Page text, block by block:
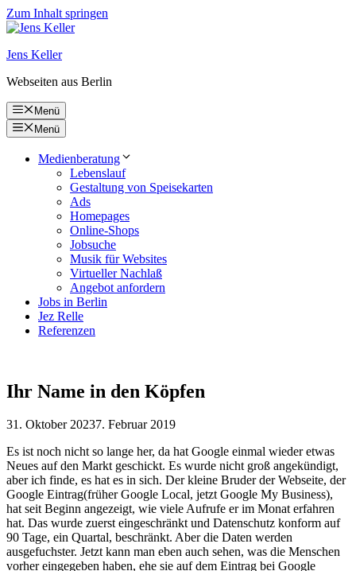
Zum Inhalt springen
Jens Keller
Webseiten aus Berlin
Menü
Menü
Medienberatung
Lebenslauf
Gestaltung von Speisekarten
Ads
Homepages
Online-Shops
Jobsuche
Musik für Websites
Virtueller Nachlaß
Angebot anfordern
Jobs in Berlin
Jez Relle
Referenzen
Ihr Name in den Köpfen
31. Oktober 20237. Februar 2019
Es ist noch nicht so lange her, da hat Google einmal wieder etwas
Neues auf den Markt geschickt. Es wurde nicht groß angekündigt,
aber ich finde, es hat es in sich. Der kleine Bruder der Webseite, der
Google Eintrag(früher Google Local, jetzt Google My Business),
hat seit Beginn angezeigt, wie viele Aufrufe er im Monat erfahren
hat. Das wurde zuerst eingeschränkt und Datenschutz konform auf
90 Tage, ein Quartal, beschränkt. Aber die Daten werden
ausgefuchster. Jetzt kann man eben auch sehen, was die Menschen
vorher eingegeben haben, ehe sie auf dem Eintrag bei Google